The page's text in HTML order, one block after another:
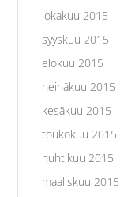
lokakuu 2015
syyskuu 2015
elokuu 2015
heinäkuu 2015
kesäkuu 2015
toukokuu 2015
huhtikuu 2015
maaliskuu 2015